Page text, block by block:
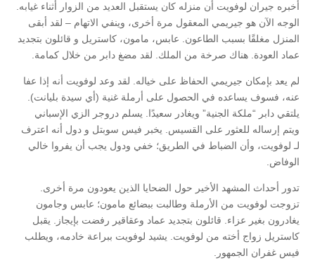
أخبره جيران لوفويت أن منزله كان يستقبل العديد من الزوار أثناء غيابه.
الوجه الآن هو جيريمي المعقول مرة أخرى، وينفي الاتهام – لقد أبقى
المنزل مغلقًا بسبب الطاعون. عابس، مامون، كاستريل و قائلون بتجديد
عماد العودة. هناك صرخة من الملك. لقد مضغ دابر من خلال كمامة.
لم يعد بإمكان جيريمي الحفاظ على خياله. لقد وعد لوفويت أنه إذا عفا
عنه، فسوف يساعده في الحصول على أرملة غنية (أي سيدة بليانت).
يلتقي دابر “ملكة الجنية” ويغادر سعيدًا. يسلم دروجر الزي الإسباني
ويتم إرساله للعثور على القسيس. يخبر فيس سوبتل و دول أنه اعترف
لـ لوفويت، وأن الضباط في الطريق؛ خفي ودول يجب أن يفروا خالي
الوفاض.
تدور أحداث المشهد الأخير حول الضحايا الذين يعودون مرة أخرى.
تزوجت لوفويت من الأرملة وطالبت ببضائع مامون؛ عابس وجامون
يغادرون بغير عزاء. قائلون بتجديد عماد وعقاقير رفضت بإيجاز. يقبل
كاستريل زواج أخته من لوفويت. يشيد لوفويت ببراعة خادمه، ويطلب
فيس غفران الجمهور.